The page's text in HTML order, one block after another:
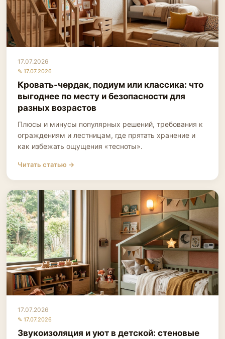
17.07.2026
✎ 17.07.2026
Кровать‑чердак, подиум или классика: что
выгоднее по месту и безопасности для
разных возрастов
Плюсы и минусы популярных решений, требования к
ограждениям и лестницам, где прятать хранение и
как избежать ощущения «тесноты».
Читать статью →
17.07.2026
✎ 17.07.2026
Звукоизоляция и уют в детской: стеновые